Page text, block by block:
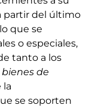
partir del último
que se
o especiales,
tanto a los
bienes de
la
se soporten